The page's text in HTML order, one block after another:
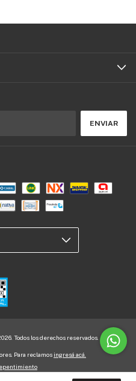
Todos los derechos reservados.
Para reclamos ingresá acá.